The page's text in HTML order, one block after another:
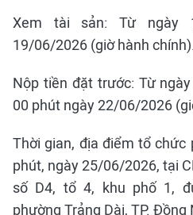
Xem tài sản: Từ ngày
19/06/2026 (giờ hành chính).
Nộp tiền đặt trước: Từ
00 phút ngày 22/06/2026
Thời gian, địa điểm tổ chức
phút, ngày 25/06/2026, tại
số D4, tổ 4, khu phố 1,
phường Trảng Dài, TP. Đồng